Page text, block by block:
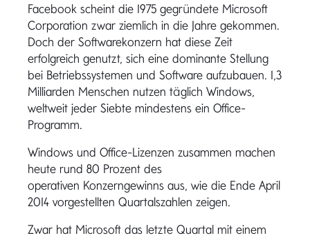
Facebook scheint die 1975 gegründete Microsoft
Corporation zwar ziemlich in die Jahre gekommen.
Doch der Softwarekonzern hat diese Zeit
erfolgreich genutzt, sich eine dominante Stellung
bei Betriebssystemen und Software aufzubauen. 1,3
Milliarden Menschen nutzen täglich Windows,
weltweit jeder Siebte mindestens ein Office-
Programm.
Windows und Office-Lizenzen zusammen machen
heute rund 80 Prozent des
operativen Konzerngewinns aus, wie die Ende April
2014 vorgestellten Quartalszahlen zeigen.
Zwar hat Microsoft das letzte Quartal mit einem